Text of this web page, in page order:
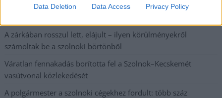
Data Deletion Data Access Privacy Policy
Harmadfokú hőségriasztás az országban: Szolnokon klímát
A zárkában rosszul lett, elájult – ilyen körülményekről
számoltak be a szolnoki börtönből
Váratlan fennakadás borította fel a Szolnok–Kecskemét
vasútvonal közlekedését
A polgármester a szolnoki cégekhez fordult: több száz